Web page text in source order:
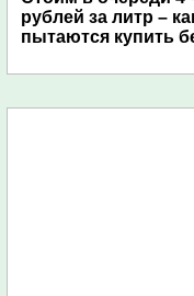
рублей за литр –
пытаются купить